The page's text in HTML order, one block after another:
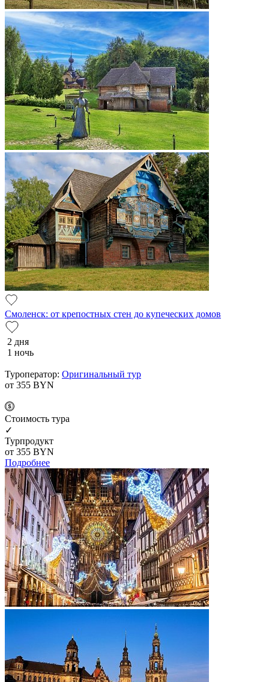
Смоленск: от крепостных стен до купеческих домов
2 дня
1 ночь
Туроператор: Оригинальный тур
от 355 BYN
Cтоимость тура
✓
Турпродукт
от 355 BYN
Подробнее